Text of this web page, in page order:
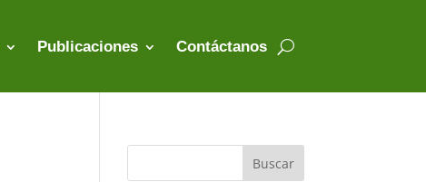
Publicaciones Contáctanos